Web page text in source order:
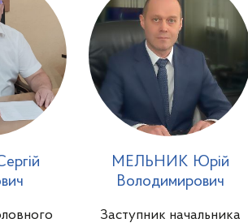
МЕЛЬНИК Юрій
Володимирович
Заступник начальника